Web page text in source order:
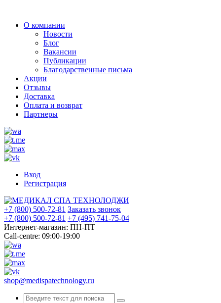
О компании
Новости
Блог
Вакансии
Публикации
Благодарственные письма
Акции
Отзывы
Доставка
Оплата и возврат
Партнеры
Вход
Регистрация
+7 (800) 500-72-81 Заказать звонок
+7 (800) 500-72-81 +7 (495) 741-75-04
Интернет-магазин: ПН-ПТ
Call-centre: 09:00-19:00
shop@medispatechnology.ru